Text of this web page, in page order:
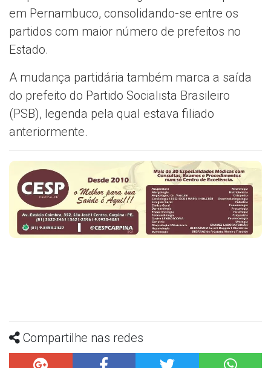
em Pernambuco, consolidando-se entre os
partidos com maior número de prefeitos no
Estado.
A mudança partidária também marca a saída
do prefeito do Partido Socialista Brasileiro
(PSB), legenda pela qual estava filiado
anteriormente.
Compartilhe nas redes